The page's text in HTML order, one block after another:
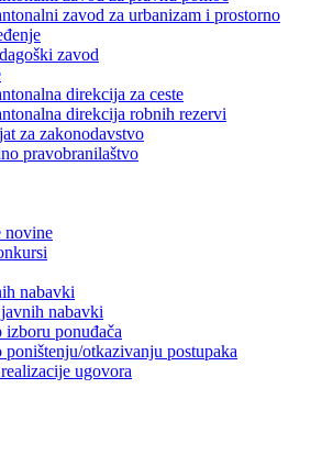
zavod za urbanizam i prostorno
zavod
direkcija za ceste
direkcija robnih rezervi
za zakonodavstvo
pravobranilaštvo
novine
nabavki
nabavki
izboru ponuđača
poništenju/otkazivanju postupaka
ugovora